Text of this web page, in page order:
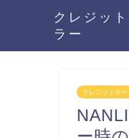
クレジッ
ラー
クレジットカー